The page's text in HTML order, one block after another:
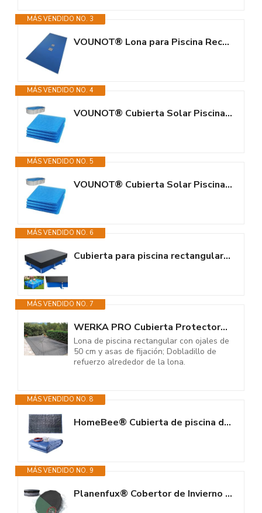
MÁS VENDIDO NO. 3
VOUNOT® Lona para Piscina Rectangular 10 x 5 m, Cubierta Protectora PE de...
MÁS VENDIDO NO. 4
VOUNOT® Cubierta Solar Piscina Rectangular 600x400cm, Manta Térmica...
MÁS VENDIDO NO. 5
VOUNOT® Cubierta Solar Piscina Rectangular 700x400cm, Manta Térmica...
MÁS VENDIDO NO. 6
Cubierta para piscina rectangular de 220 x 150 cm, lona para piscina...
MÁS VENDIDO NO. 7
WERKA PRO Cubierta Protectora 140g/m2 para Piscina Rectangular 5 x 9 m
Lona de piscina rectangular con ojales de
50 cm y asas de fijación; Dobladillo de
refuerzo alrededor de la lona.
MÁS VENDIDO NO. 8
HomeBee® Cubierta de piscina de invierno, cubierta de piscina de verano,...
MÁS VENDIDO NO. 9
Planenfux® Cobertor de Invierno Redondo para Piscinas de Ø 366 cm...